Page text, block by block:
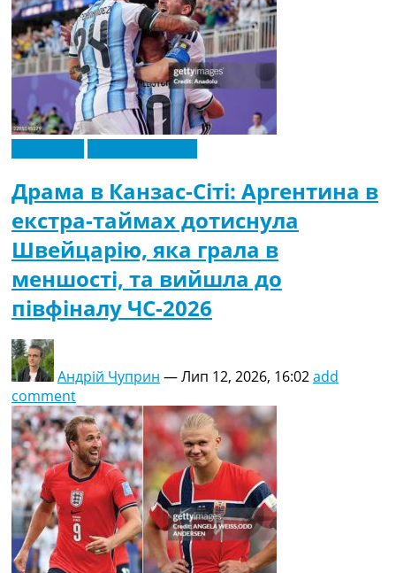
Драма в Канзас-Сіті: Аргентина в
екстра-таймах дотиснула
Швейцарію, яка грала в
меншості, та вийшла до
півфіналу ЧС-2026
Андрій Чуприн —Лип 12, 2026, 16:02add
comment